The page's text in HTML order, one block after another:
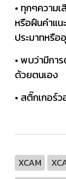
• ทุกๆความ
หรือฝืนคำแน
ประมาทหรือ
• พบว่ามีกา
ด้วยตนเอง
• สติ๊กเกอร์
XCAM